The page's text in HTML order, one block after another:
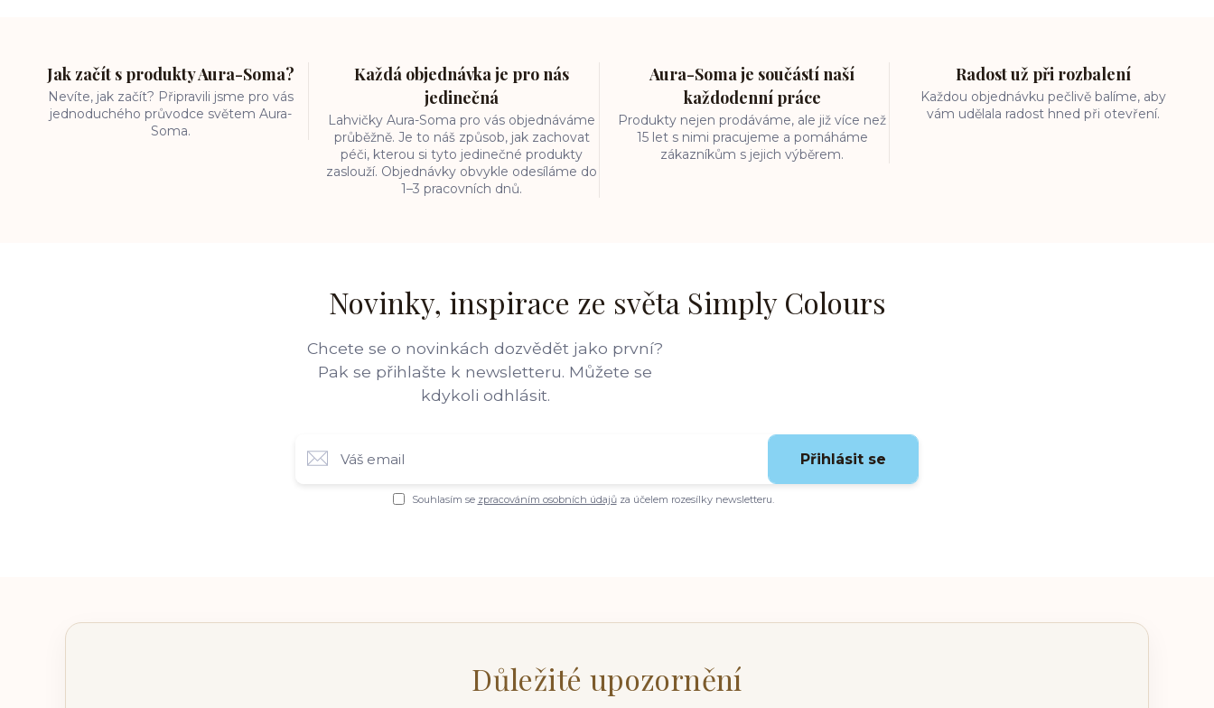
Jak začít s produkty Aura-Soma?
Nevíte, jak začít? Připravili jsme pro vás
jednoduchého průvodce světem Aura-
Soma.
Každá objednávka je pro nás
jedinečná
Lahvičky Aura-Soma pro vás objednáváme
průběžně. Je to náš způsob, jak zachovat
péči, kterou si tyto jedinečné produkty
zaslouží. Objednávky obvykle odesíláme do
1–3 pracovních dnů.
Aura-Soma je součástí naší
každodenní práce
Produkty nejen prodáváme, ale již více než
15 let s nimi pracujeme a pomáháme
zákazníkům s jejich výběrem.
Radost už při rozbalení
Každou objednávku pečlivě balíme, aby
vám udělala radost hned při otevření.
Novinky, inspirace ze světa Simply Colours
Chcete se o novinkách dozvědět jako první?
Pak se přihlašte k newsletteru. Můžete se
kdykoli odhlásit.
Přihlásit se
Souhlasím se zpracováním osobních údajůza účelem rozesílky newsletteru.
Důležité upozornění